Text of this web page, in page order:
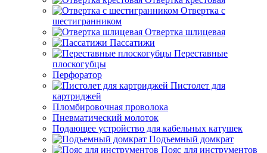
Отвертка с
шестигранником
Отвертка шлицевая
Пассатижи
Переставные
плоскогубцы
Перфоратор
Пистолет для
картриджей
Пломбировочная проволока
Пневматический молоток
Подающее устройство для кабельных катушек
Подъемный домкрат
Пояс для инструментов